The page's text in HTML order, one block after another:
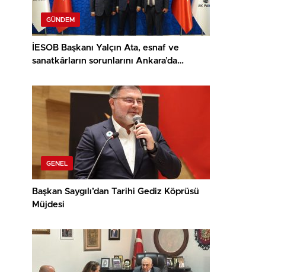
GÜNDEM
İESOB Başkanı Yalçın Ata, esnaf ve
sanatkârların sorunlarını Ankara’da
GENEL
Başkan Saygılı’dan Tarihi Gediz Köprüsü
Müjdesi